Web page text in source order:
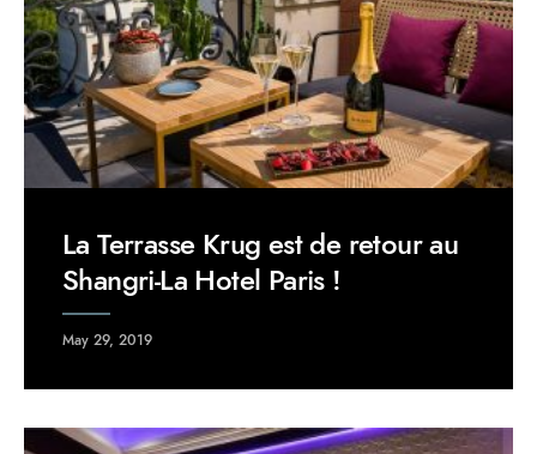
La Terrasse Krug est de retour au
Shangri-La Hotel Paris !
May 29, 2019